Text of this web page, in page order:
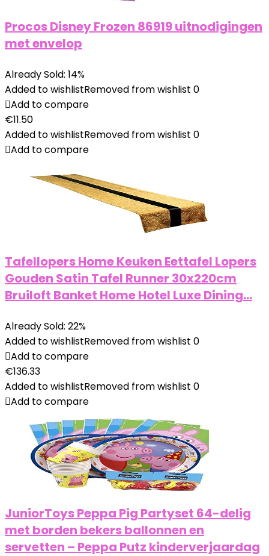
Procos Disney Frozen 86919 uitnodigingen
met envelop
Already Sold: 14%
Added to wishlistRemoved from wishlist 0
Add to compare
€11.50
Added to wishlistRemoved from wishlist 0
Add to compare
Tafellopers Home Keuken Eettafel Lopers
Gouden Satin Tafel Runner 30x220cm
Bruiloft Banket Home Hotel Luxe Dining…
Already Sold: 22%
Added to wishlistRemoved from wishlist 0
Add to compare
€136.33
Added to wishlistRemoved from wishlist 0
Add to compare
JuniorToys Peppa Pig Partyset 64-delig
met borden bekers ballonnen en
servetten – Peppa Putz kinderverjaardag